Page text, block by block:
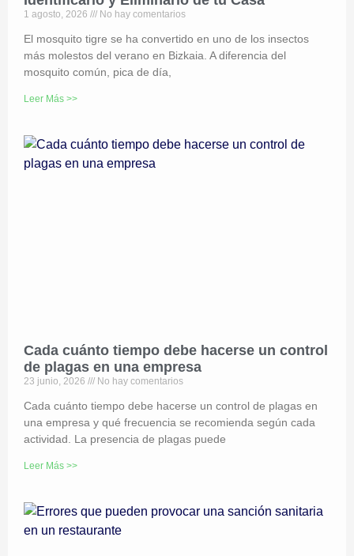
1 agosto, 2026 No hay comentarios
El mosquito tigre se ha convertido en uno de los insectos
más molestos del verano en Bizkaia. A diferencia del
mosquito común, pica de día,
Leer Más >>
Cada cuánto tiempo debe hacerse un control
de plagas en una empresa
23 junio, 2026 No hay comentarios
Cada cuánto tiempo debe hacerse un control de plagas en
una empresa y qué frecuencia se recomienda según cada
actividad. La presencia de plagas puede
Leer Más >>